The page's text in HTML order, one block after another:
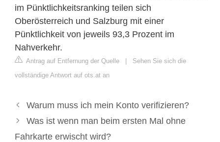
im Pünktlichkeitsranking teilen sich
Oberösterreich und Salzburg mit einer
Pünktlichkeit von jeweils 93,3 Prozent im
Nahverkehr.
Antrag auf Entfernung der Quelle | Sehen Sie sich die
vollständige Antwort auf ots.at an
Warum muss ich mein Konto verifizieren?
Was ist wenn man beim ersten Mal ohne
Fahrkarte erwischt wird?